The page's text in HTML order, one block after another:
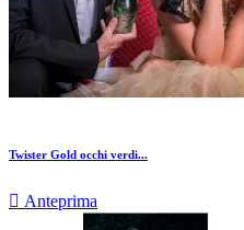
Twister Gold occhi verdi...
 Anteprima